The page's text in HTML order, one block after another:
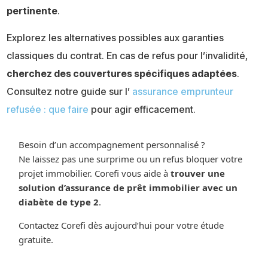
pertinente.
Explorez les alternatives possibles aux garanties
classiques du contrat. En cas de refus pour l’invalidité,
cherchez des couvertures spécifiques adaptées.
Consultez notre guide sur l’ assurance emprunteur
refusée : que faire pour agir efficacement.
Besoin d’un accompagnement personnalisé ?
Ne laissez pas une surprime ou un refus bloquer votre
projet immobilier. Corefi vous aide àtrouver une
solution d’assurance de prêt immobilier avec un
diabète de type 2.
Contactez Corefi dès aujourd’hui pour votre étude
gratuite.